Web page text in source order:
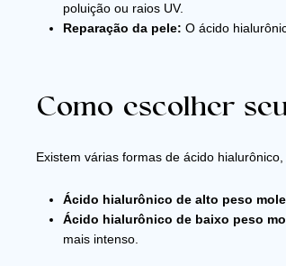
poluição ou raios UV.
Reparação da pele: O ácido
Como escolher
Existem várias formas de ácido
Ácido hialurônico de alto peso
Ácido hialurônico de baixo peso
mais intenso.